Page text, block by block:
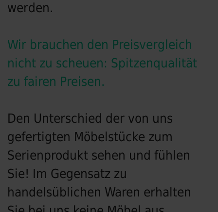
werden.
Wir brauchen den Preisvergleich
nicht zu scheuen: Spitzenqualität
zu fairen Preisen.
Den Unterschied der von uns
gefertigten Möbelstücke zum
Serienprodukt sehen und fühlen
Sie! Im Gegensatz zu
handelsüblichen Waren erhalten